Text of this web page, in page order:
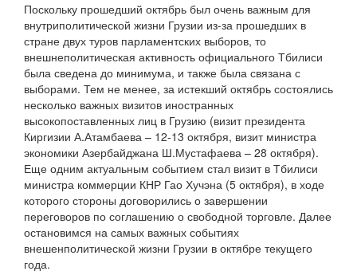
Поскольку прошедший октябрь был очень важным для
внутриполитической жизни Грузии из-за прошедших в
стране двух туров парламентских выборов, то
внешнеполитическая активность официального Тбилиси
была сведена до минимума, и также была связана с
выборами. Тем не менее, за истекший октябрь состоялись
несколько важных визитов иностранных
высокопоставленных лиц в Грузию (визит президента
Киргизии А.Атамбаева – 12-13 октября, визит министра
экономики Азербайджана Ш.Мустафаева – 28 октября).
Еще одним актуальным событием стал визит в Тбилиси
министра коммерции КНР Гао Хучэна (5 октября), в ходе
которого стороны договорились о завершении
переговоров по соглашению о свободной торговле. Далее
остановимся на самых важных событиях
внешенполитической жизни Грузии в октябре текущего
года.